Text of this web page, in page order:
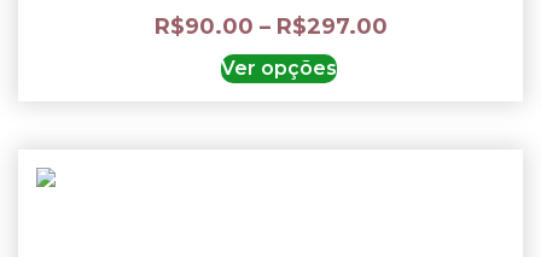
R$90.00 – R$297.00
Ver opções